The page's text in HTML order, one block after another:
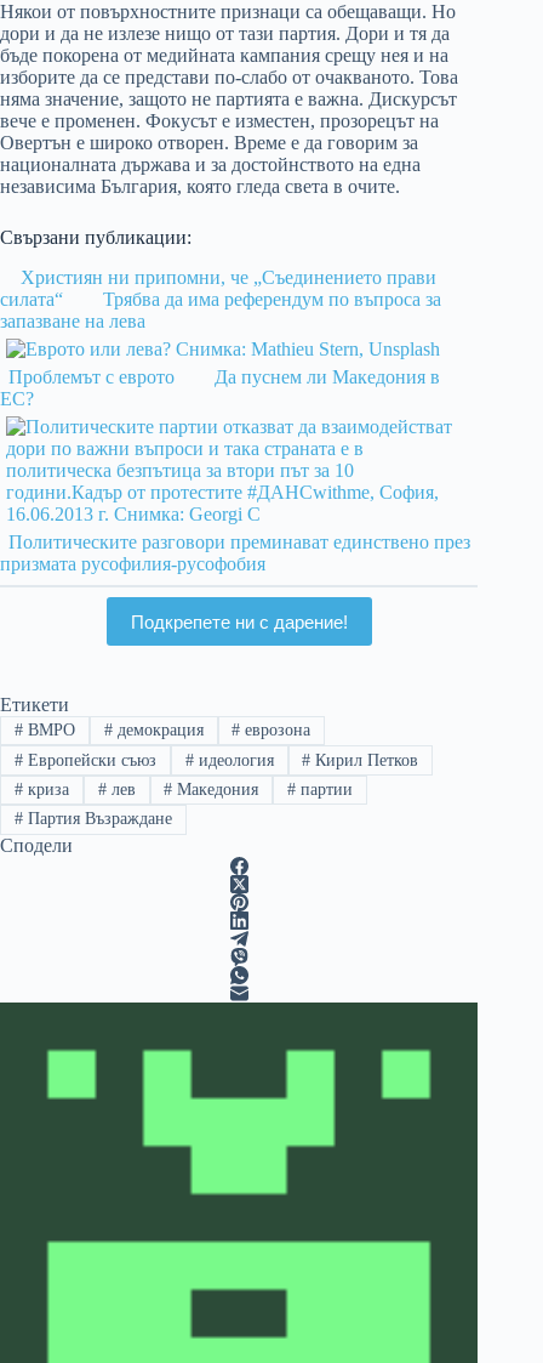
Някои от повърхностните признаци са обещаващи. Но
дори и да не излезе нищо от тази партия. Дори и тя да
бъде покорена от медийната кампания срещу нея и на
изборите да се представи по-слабо от очакваното. Това
няма значение, защото не партията е важна. Дискурсът
вече е променен. Фокусът е изместен, прозорецът на
Овертън е широко отворен. Време е да говорим за
националната държава и за достойнството на една
независима България, която гледа света в очите.
Свързани публикации:
Християн ни припомни, че „Съединението прави
силата“
Трябва да има референдум по въпроса за
запазване на лева
Проблемът с еврото
Да пуснем ли Македония в
ЕС?
Политическите разговори преминават единствено през
призмата русофилия-русофобия
Подкрепете ни с дарение!
Етикети
#ВМРО #демокрация # еврозона
#Европейски съюз #идеология # Кирил Петков
#криза #лев # Македония # партии
#Партия Възраждане
Сподели